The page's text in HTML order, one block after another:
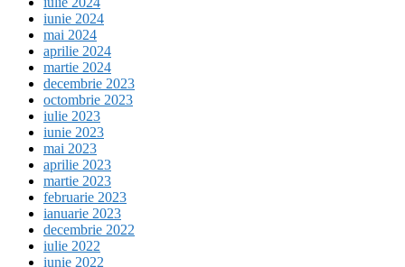
iunie 2024
mai 2024
aprilie 2024
martie 2024
decembrie 2023
octombrie 2023
iulie 2023
iunie 2023
mai 2023
aprilie 2023
martie 2023
februarie 2023
ianuarie 2023
decembrie 2022
iulie 2022
iunie 2022